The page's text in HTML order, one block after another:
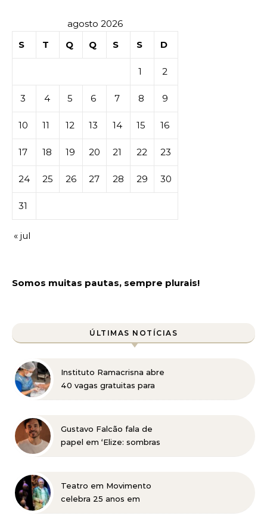
agosto 2026
S
T Q Q S S D
1 2
3 4 5 6 7 8 9
10 11 12 13 14 15 16
17 18 19 20 21 22 23
24 25 26 27 28 29 30
31
« jul
Somos muitas pautas, sempre plurais!
ÚLTIMAS NOTÍCIAS
Instituto Ramacrisna abre
40 vagas gratuitas para
administração
Gustavo Falcão fala de
papel em ‘Elize: sombras
TV e teatro
Teatro em Movimento
celebra 25 anos em